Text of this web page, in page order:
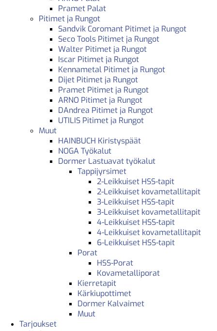
Pramet Palat
Pitimet ja Rungot
Sandvik Coromant Pitimet ja Rungot
Seco Tools Pitimet ja Rungot
Walter Pitimet ja Rungot
Iscar Pitimet ja Rungot
Kennametal Pitimet ja Rungot
Dijet Pitimet ja Rungot
Pramet Pitimet ja Rungot
ARNO Pitimet ja Rungot
DAndrea Pitimet ja Rungot
UTILIS Pitimet ja Rungot
Muut
HAINBUCH Kiristyspäät
NOGA Työkalut
Dormer Lastuavat työkalut
Tappijyrsimet
2-Leikkuiset HSS-tapit
2-Leikkuiset kovametallitapit
3-Leikkuiset HSS-tapit
3-Leikkuiset kovametallitapit
4-Leikkuiset HSS-tapit
4-Leikkuiset kovametallitapit
6-Leikkuiset HSS-tapit
Porat
HSS-Porat
Kovametalliporat
Kierretapit
Kärkiupottimet
Dormer Kalvaimet
Muut
Tarjoukset